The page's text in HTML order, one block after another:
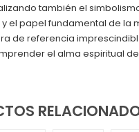
también el
el papel fundamental de la
de referencia
el alma espiritual